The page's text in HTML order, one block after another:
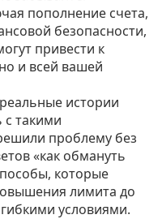
пополнение счета,
безопасности,
привести к
и всей вашей
истории
с такими
проблему без
«как обмануть
которые
лимита до
условиями.